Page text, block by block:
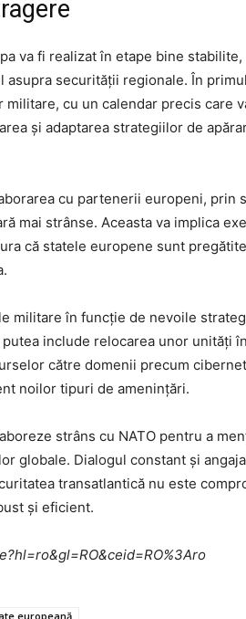
va fi realizat în etape bine
securității regionale. În
cu un calendar precis care
și adaptarea strategiilor de
cu partenerii europeni, prin
mai strânse. Aceasta va implica
că statele europene sunt
militare în funcție de nevoile
include relocarea unor unități
către domenii precum
noilor tipuri de amenințări.
strâns cu NATO pentru a
globale. Dialogul constant și
transatlantică nu este
și eficient.
europeană